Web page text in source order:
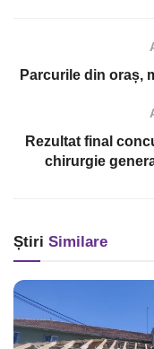
Parcurile din oraș,
Rezultat final
chirurgie
Știri Similare